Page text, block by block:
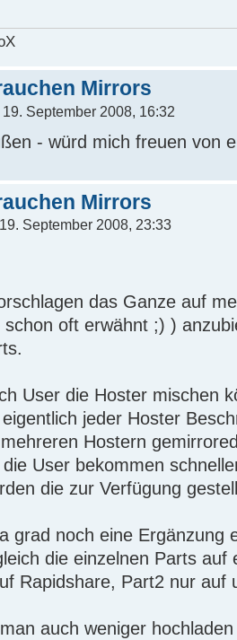
Mirrors
19. September 2008, 16:32
- würd mich freuen von
Mirrors
September 2008, 23:33
das Ganze auf
oft erwähnt ;) )
User die Hoster mischen
jeder Hoster
Hostern
User bekommen
die zur Verfügung
grad noch eine Ergänzung
die einzelnen Parts auf
Rapidshare, Part2 nur auf
auch weniger